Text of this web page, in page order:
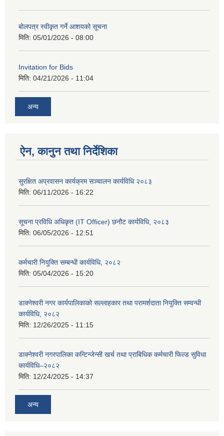
बोलपत्र स्वीकृत गर्ने आशयको सूचना
मिति: 05/01/2026 - 08:00
Invitation for Bids
मिति: 04/21/2026 - 11:04
अन्य
ऐन, कानुन तथा निर्देशिका
सुरक्षित अप्रवासन कार्यक्रम सञ्चालन कार्यविधि २०८३
मिति: 06/11/2026 - 16:22
सूचना प्रविधि अधिकृत (IT Officer) छनौट कार्यविधि, २०८३
मिति: 06/05/2026 - 12:51
कर्मचारी नियुक्ति सम्बन्धी कार्यविधि, २०८२
मिति: 05/04/2026 - 15:20
डाक्नेश्वरी नगर कार्यपालिकाको सल्लाहकार तथा परामर्शदाता नियुक्ति सम्वन्धी
कार्यविधि, २०८२
मिति: 12/26/2025 - 11:15
डाक्नेश्वरी नगरपालिका कन्टिन्जेन्सी खर्च तथा प्राबिधिक कर्मचारी फिल्ड सुविधा
कार्यविधि–२०८२
मिति: 12/24/2025 - 14:37
अन्य